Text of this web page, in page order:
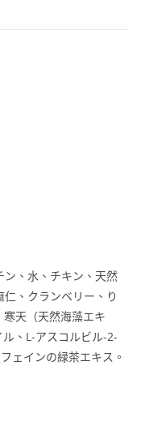
、水、チキン、天然
、クランベリー、り
天（天然海藻エキ
、L-アスコルビル-2-
ェインの緑茶エキス。